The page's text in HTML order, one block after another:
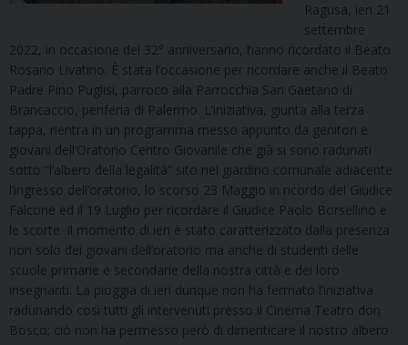
Ragusa, ieri 21
settembre
2022, in occasione del 32° anniversario, hanno ricordato il Beato
Rosario Livatino. È stata l’occasione per ricordare anche il Beato
Padre Pino Puglisi, parroco alla Parrocchia San Gaetano di
Brancaccio, periferia di Palermo. L’iniziativa, giunta alla terza
tappa, rientra in un programma messo appunto da genitori e
giovani dell’Oratorio Centro Giovanile che già si sono radunati
sotto “l’albero della legalità” sito nel giardino comunale adiacente
l’ingresso dell’oratorio, lo scorso 23 Maggio in ricordo del Giudice
Falcone ed il 19 Luglio per ricordare il Giudice Paolo Borsellino e
le scorte. Il momento di ieri è stato caratterizzato dalla presenza
non solo dei giovani dell’oratorio ma anche di studenti delle
scuole primarie e secondarie della nostra città e dei loro
insegnanti. La pioggia di ieri dunque non ha fermato l’iniziativa
radunando così tutti gli intervenuti presso il Cinema Teatro don
Bosco; ciò non ha permesso però di dimenticare il nostro albero